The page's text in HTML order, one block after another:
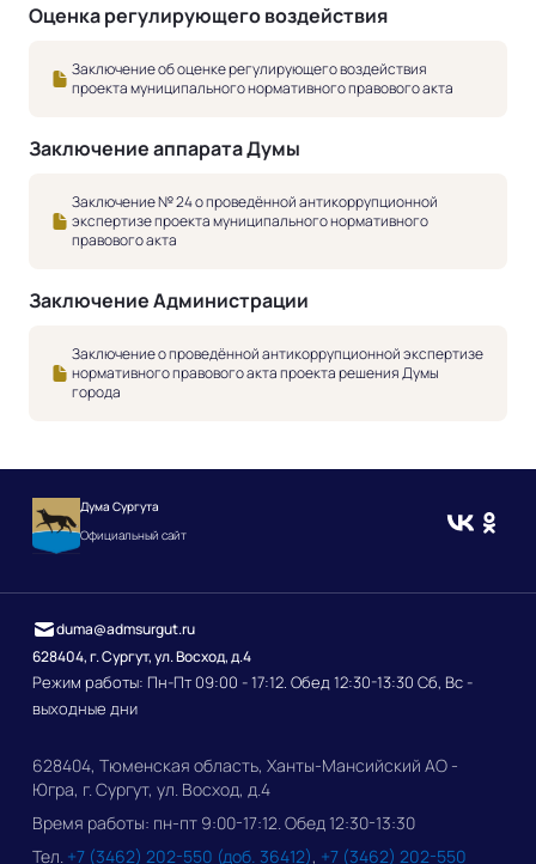
Оценка регулирующего воздействия
Заключение об оценке регулирующего воздействия
проекта муниципального нормативного правового акта
Заключение аппарата Думы
Заключение № 24 о проведённой антикоррупционной
экспертизе проекта муниципального нормативного
правового акта
Заключение Администрации
Заключение о проведённой антикоррупционной экспертизе
нормативного правового акта проекта решения Думы
города
Дума Сургута
Официальный сайт
628404, г. Сургут, ул. Восход, д.4
Режим работы: Пн-Пт 09:00 - 17:12. Обед 12:30-13:30 Сб, Вс -
выходные дни
duma@admsurgut.ru
628404, Тюменская область, Ханты-Мансийский АО -
Югра, г. Сургут, ул. Восход, д.4
Время работы: пн-пт 9:00-17:12. Обед 12:30-13:30
Тел. +7 (3462) 202-550 (доб. 36412), +7 (3462) 202-550